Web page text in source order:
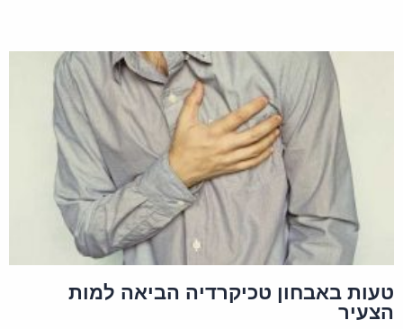
טעות באבחון טכיקרדיה הביאה למות
הצעיר